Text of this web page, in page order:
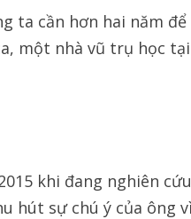
ta cần hơn hai năm để
một nhà vũ trụ học
khi đang nghiên
hút sự chú ý của ông